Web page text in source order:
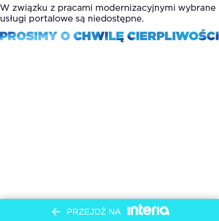
PRZEJDŹ NA